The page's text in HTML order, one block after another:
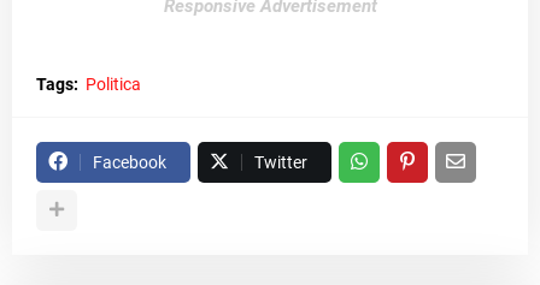
Responsive Advertisement
Tags: Politica
Facebook Twitter